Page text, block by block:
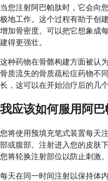
当您注射阿巴帕肽时，它会向
极地工作。这个过程有助于创
增加骨密度。可以把它想象成
建得更强壮。
这种药物在骨骼构建方面被认
骨质流失的骨质疏松症药物不
长，这可以在开始治疗后的几
我应该如何服用阿巴
您将使用预填充笔式装置每天
部或腹部。注射进入您的皮肤
您将轮换注射部位以防止刺激。
每天在同一时间注射以保持体